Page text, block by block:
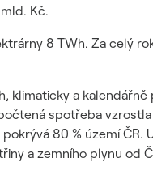
Kč.
8 TWh. Za celý
klimaticky a
spotřeba
80 % území ČR.
a zemního plynu od